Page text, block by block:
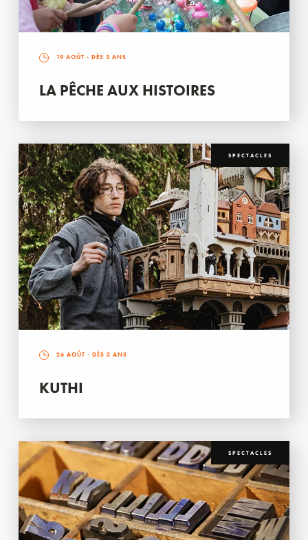
19 AOÛT - DÈS 3 ANS
LA PÊCHE AUX HISTOIRES
SPECTACLES
26 AOÛT - DÈS 3 ANS
KUTHI
SPECTACLES